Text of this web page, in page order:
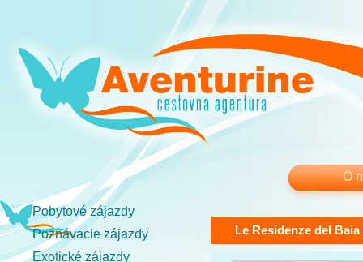
O
Pobytové zájazdy
Poznávacie zájazdy
Exotické zájazdy
Le Residenze del